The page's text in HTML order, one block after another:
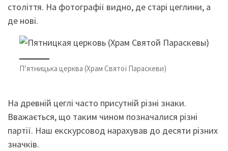
століття. На фотографії видно, де старі цеглини, а
де нові.
П’ятницька церква (Храм Святої Параскеви)
На древній цеглі часто присутній різні знаки.
Вважається, що таким чином позначалися різні
партії. Наш екскурсовод нарахував до десяти різних
значків.